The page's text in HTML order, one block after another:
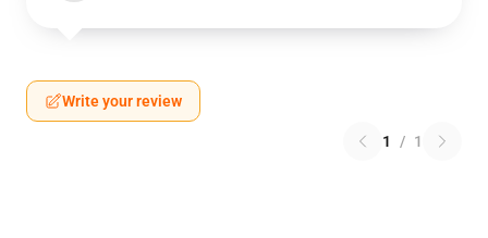
Write your review
1 / 1